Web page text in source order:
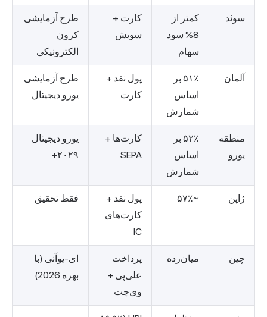
سوئد
کمتر از
8% سود
سهام
کارت +
سویش
طرح آزمایشی
کرون
الکترونیکی
آلمان
۵۱٪ بر
اساس
شمارش
پول نقد +
کارت
طرح آزمایشی
یورو دیجیتال
منطقه
یورو
۵۲٪ بر
اساس
شمارش
کارت‌ها +
SEPA
یورو دیجیتال
۲۰۲۹+
ژاپن ~۵۷٪
پول نقد +
کارت‌های
IC
فقط تحقیق
چین میان‌رده
پرداخت
علی‌پی +
وی‌چت
ای-یوآنی (با
بهره 2026)